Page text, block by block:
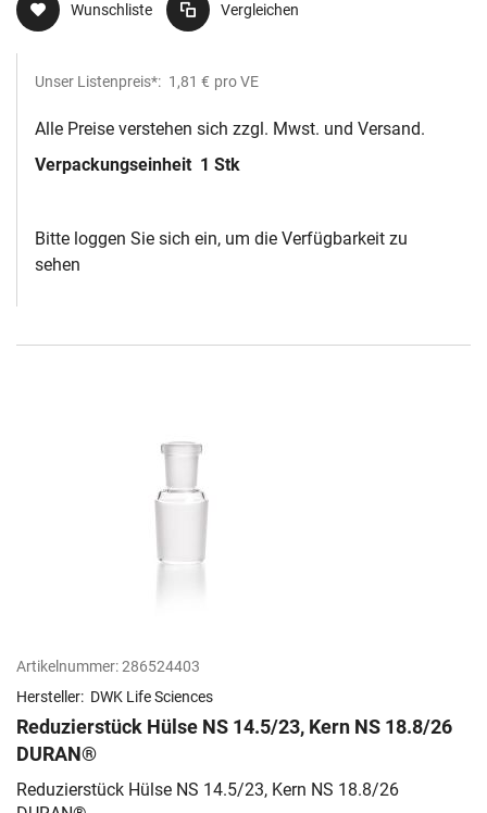
Wunschliste Vergleichen
Unser Listenpreis*: 1,81 € pro VE
Alle Preise verstehen sich zzgl. Mwst. und Versand.
Verpackungseinheit 1 Stk
Bitte loggen Sie sich ein, um die Verfügbarkeit zu
sehen
Artikelnummer:286524403
Hersteller: DWK Life Sciences
Reduzierstück Hülse NS 14.5/23, Kern NS 18.8/26
DURAN®
Reduzierstück Hülse NS 14.5/23, Kern NS 18.8/26